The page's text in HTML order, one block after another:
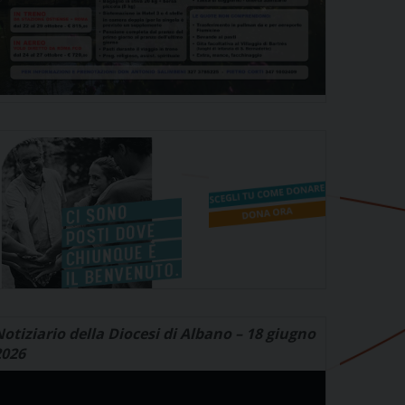
della Diocesi di Albano – 18 giugno